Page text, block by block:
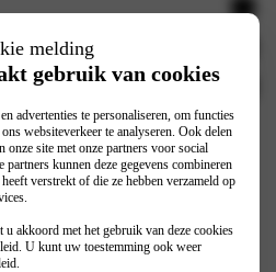
melding
gebruik van cookies
advertenties te personaliseren, om functies
websiteverkeer te analyseren. Ook delen
site met onze partners voor social
partners kunnen deze gegevens combineren
verstrekt of die ze hebben verzameld op
akkoord met het gebruik van deze cookies
. U kunt uw toestemming ook weer
.
Policy Cookiebeleid
door PowerKraut